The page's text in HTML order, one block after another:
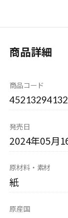
商品詳細
商品コード
発売日
2024年05月
原材料・素材
紙
原産国